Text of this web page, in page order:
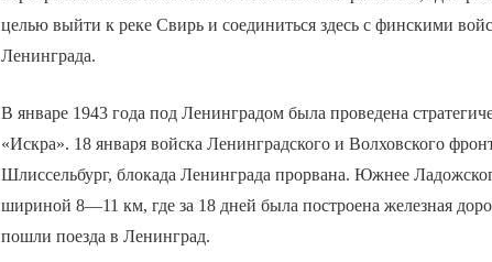
целью выйти к реке Свирь и соединиться здесь с финскими
Ленинграда.
В январе 1943 года под Ленинградом была проведена
«Искра». 18 января войска Ленинградского и Волховского
Шлиссельбург, блокада Ленинграда прорвана. Южнее
шириной 8—11 км, где за 18 дней была построена железная
пошли поезда в Ленинград.